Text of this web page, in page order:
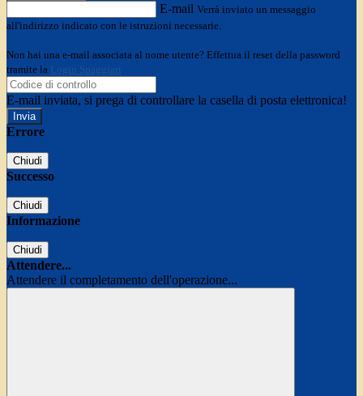
E-mail Verrà inviato un messaggio
all'indirizzo indicato con le istruzioni necessarie.
Non hai una e-mail associata al nome utente? Effettua il reset della password
tramite la Login Spaggiari
E-mail inviata, si prega di controllare la casella di posta elettronica!
Errore
Chiudi
Successo
Chiudi
Informazione
Chiudi
Attendere...
Attendere il completamento dell'operazione...